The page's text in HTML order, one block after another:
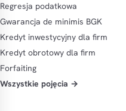
Regresja podatkowa
Gwarancja de minimis BGK
Kredyt inwestycyjny dla firm
Kredyt obrotowy dla firm
Forfaiting
Wszystkie pojęcia →